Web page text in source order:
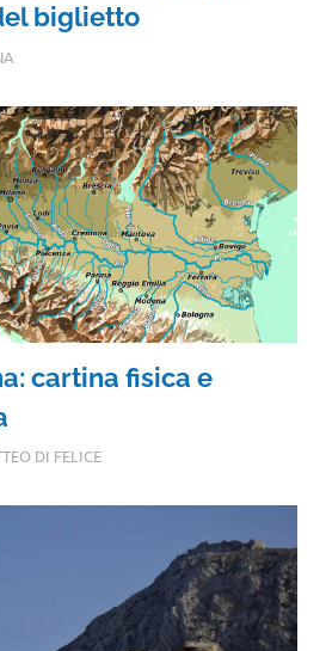
biglietto
cartina fisica e
DI FELICE